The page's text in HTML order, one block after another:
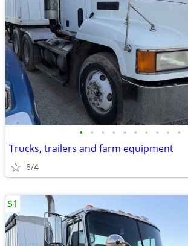
• • • • • • • • • •
Trucks, trailers and farm equipment
8/4
$1